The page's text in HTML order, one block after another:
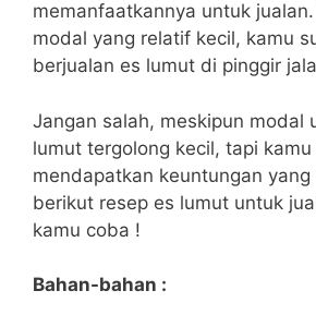
memanfaatkannya untuk
modal yang relatif kecil, kamu
berjualan es lumut di pinggir
Jangan salah, meskipun modal
lumut tergolong kecil, tapi kamu
mendapatkan keuntungan yang
berikut resep es lumut untuk
kamu coba !
Bahan-bahan :